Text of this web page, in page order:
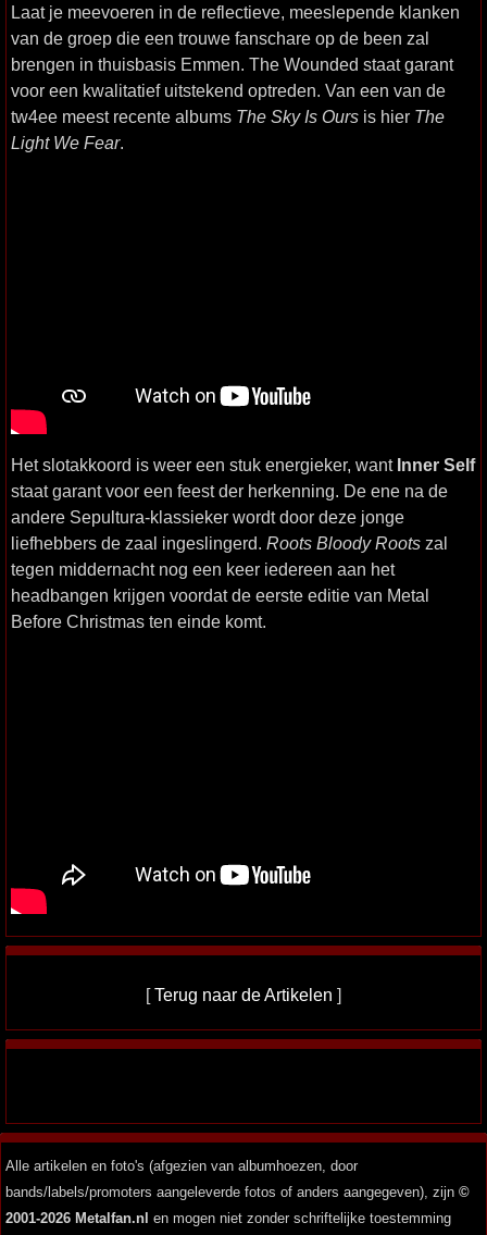
Laat je meevoeren in de reflectieve, meeslepende klanken
van de groep die een trouwe fanschare op de been zal
brengen in thuisbasis Emmen. The Wounded staat garant
voor een kwalitatief uitstekend optreden. Van een van de
tw4ee meest recente albums The Sky Is Ours is hier The
Light We Fear.
Het slotakkoord is weer een stuk energieker, want Inner Self
staat garant voor een feest der herkenning. De ene na de
andere Sepultura-klassieker wordt door deze jonge
liefhebbers de zaal ingeslingerd. Roots Bloody Roots zal
tegen middernacht nog een keer iedereen aan het
headbangen krijgen voordat de eerste editie van Metal
Before Christmas ten einde komt.
[Terug naar de Artikelen ]
Alle artikelen en foto's (afgezien van albumhoezen, door
bands/labels/promoters aangeleverde fotos of anders aangegeven), zijn ©
2001-2026 Metalfan.nl en mogen niet zonder schriftelijke toestemming